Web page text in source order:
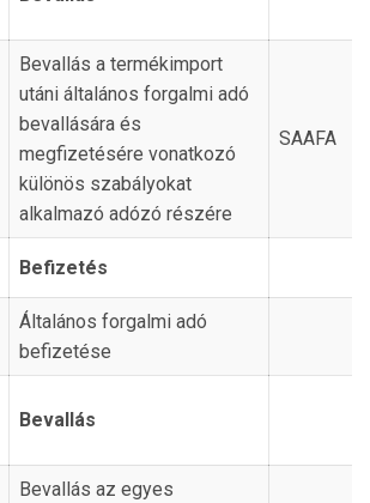
Bevallás a termékimport
utáni általános forgalmi adó
bevallására és
megfizetésére vonatkozó
különös szabályokat
alkalmazó adózó részére
SAAFA
Befizetés
Általános forgalmi adó
befizetése
Bevallás
Bevallás az egyes